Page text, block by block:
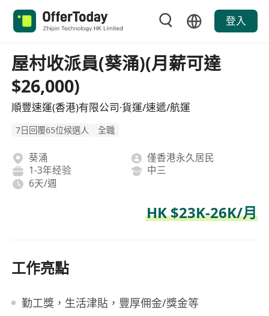
登入
屋村收派員(葵涌)(月薪可達
$26,000)
順豐速運(香港)有限公司·貨運/速遞/航運
7日回覆65位候選人 全職
葵涌
僅香港永久居民
1-3年经验
中三
6天/週
HK $23K-26K/月
工作亮點
勤工獎，生活津貼，豐厚佣金/獎金等